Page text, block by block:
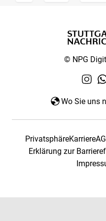
© NPG
Wo Sie uns
PrivatsphäreKarriere
Erklärung zur